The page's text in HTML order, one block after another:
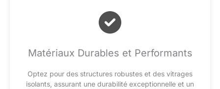
Matériaux Durables et Performants
Optez pour des structures robustes et des vitrages
isolants, assurant une durabilité exceptionnelle et un